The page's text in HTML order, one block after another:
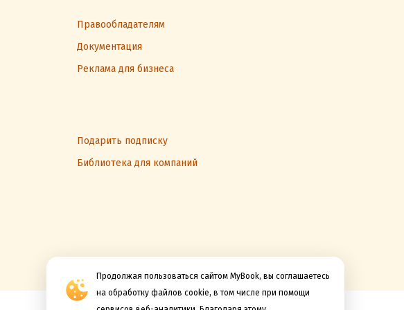
Продолжая пользоваться сайтом MyBook, вы соглашаетесь
на обработку файлов cookie, в том числе при помощи
Правообладателям
Документация
Реклама для бизнеса
Подарить подписку
Библиотека для компаний